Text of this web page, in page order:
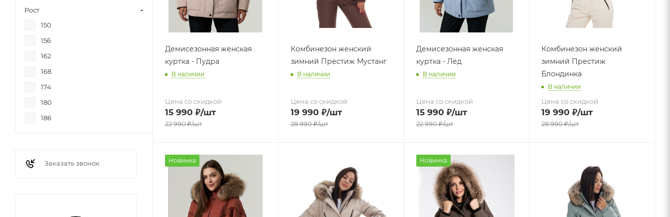
Демисезонная женская
куртка - Пудра
В наличии
Цена со скидкой
15 990 ₽/шт
22 990₽/шт
Комбинезон женский
зимний Престиж Мустанг
В наличии
Цена со скидкой
19 990 ₽/шт
28 990₽/шт
Демисезонная женская
куртка - Лёд
В наличии
Цена со скидкой
15 990 ₽/шт
22 990₽/шт
Комбинезон женский
зимний Престиж
Блондинка
В наличии
Цена со скидкой
19 990 ₽/шт
28 990₽/шт
Новинка Новинка
Рост
150
156
162
168
174
180
186
Заказать звонок